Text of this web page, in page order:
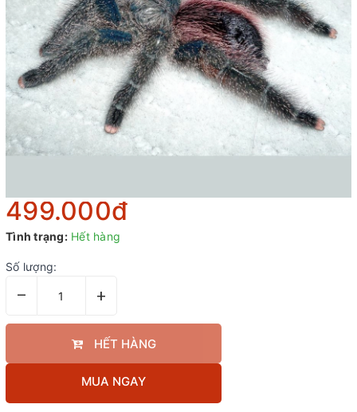
499.000₫
Tình trạng: Hết hàng
Số lượng:
– +
HẾT HÀNG
MUA NGAY